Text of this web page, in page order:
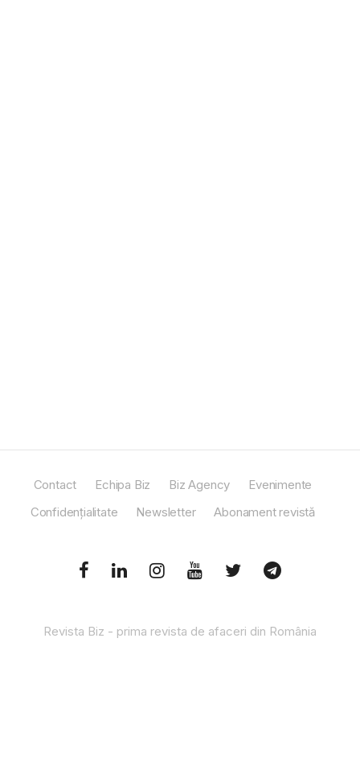
Contact Echipa Biz Biz Agency
Evenimente
Confidențialitate
Newsletter Abonament revistă
Revista Biz - prima revista de afaceri din România